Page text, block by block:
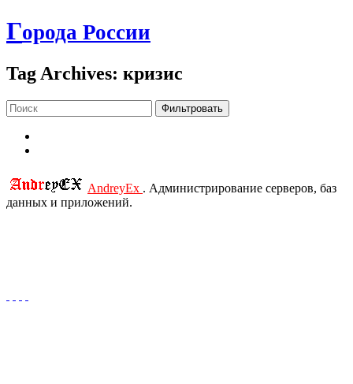
Города России
Tag Archives: кризис
Фильтровать
AndreyEx . Администрирование серверов, баз
данных и приложений.